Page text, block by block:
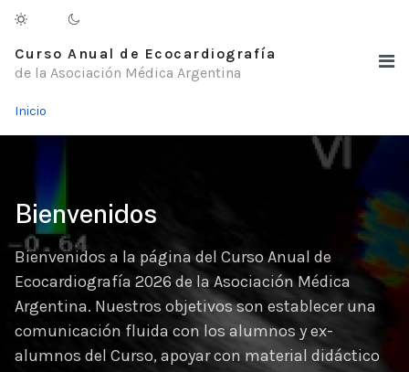
Curso Anual de Ecocardiografía
de la Asociación Médica Argentina
Inicio
Bienvenidos
Bienvenidos a la página del Curso Anual de
Ecocardiografía 2026 de la Asociación Médica
Argentina. Nuestros objetivos son establecer una
comunicación fluida con los alumnos y ex-
alumnos del Curso, apoyar con material didáctico